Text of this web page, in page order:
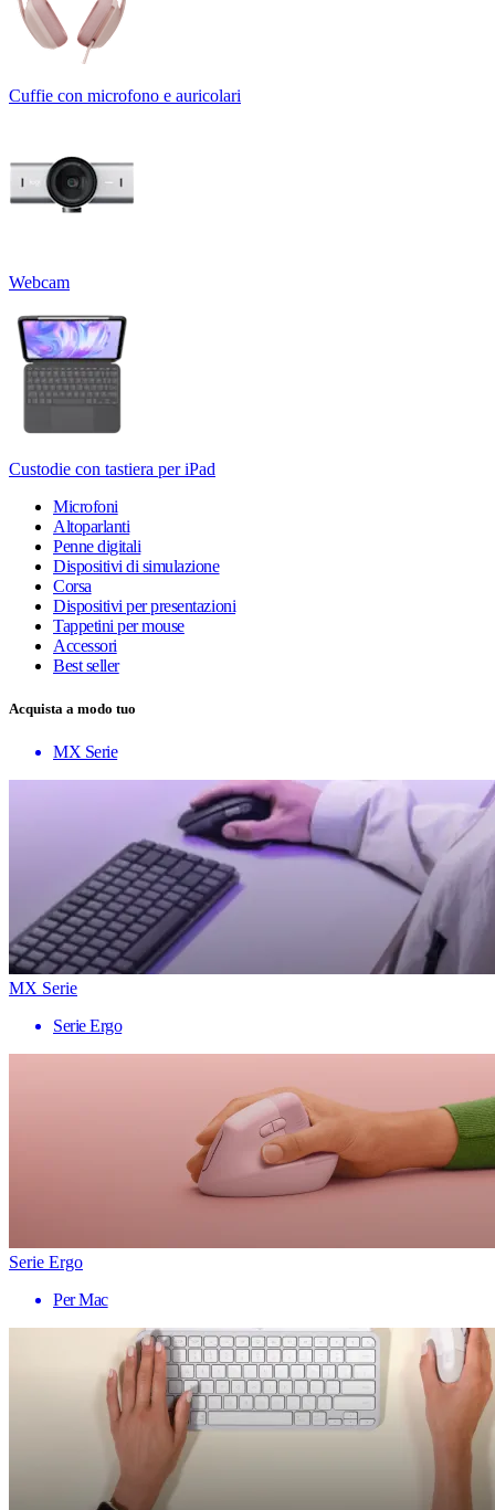
Cuffie con microfono e auricolari
Webcam
Custodie con tastiera per iPad
Microfoni
Altoparlanti
Penne digitali
Dispositivi di simulazione
Corsa
Dispositivi per presentazioni
Tappetini per mouse
Accessori
Best seller
Acquista a modo tuo
MX Serie
MX Serie
Serie Ergo
Serie Ergo
Per Mac